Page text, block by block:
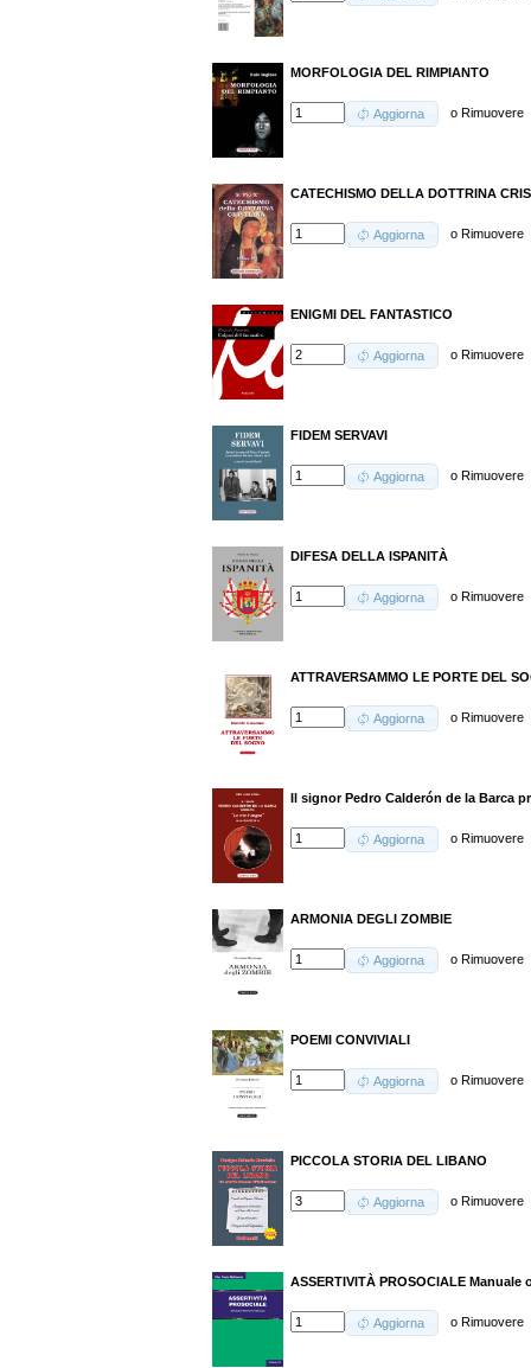
MORFOLOGIA DEL RIMPIANTO
Aggiorna oRimuovere
CATECHISMO DELLA DOTTRINA
Aggiorna oRimuovere
ENIGMI DEL FANTASTICO
Aggiorna oRimuovere
FIDEM SERVAVI
Aggiorna oRimuovere
DIFESA DELLA ISPANITÀ
Aggiorna oRimuovere
ATTRAVERSAMMO LE PORTE DEL
Aggiorna oRimuovere
Il signor Pedro Calderón de la Barca
Aggiorna oRimuovere
ARMONIA DEGLI ZOMBIE
Aggiorna oRimuovere
POEMI CONVIVIALI
Aggiorna oRimuovere
PICCOLA STORIA DEL LIBANO
Aggiorna oRimuovere
ASSERTIVITÀ PROSOCIALE
Aggiorna oRimuovere